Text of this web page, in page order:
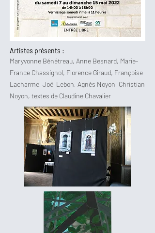
Artistes présents :
Maryvonne Bénétreau, Anne Besnard, Marie-
France Chassignol, Florence Giraud, Françoise
Lacharme, Joël Lebon, Agnès Noyon, Christian
Noyon, textes de Claudine Chavalier